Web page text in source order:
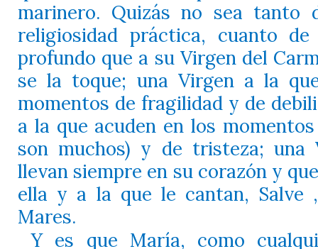
marinero. Quizás no sea tanto
religiosidad práctica, cuanto
profundo que a su Virgen del
se la toque; una Virgen a la
momentos de fragilidad y de
a la que acuden en los
son muchos) y de tristeza; una
llevan siempre en su corazón y
ella y a la que le cantan, Salve
Mares.
Y es que María, como